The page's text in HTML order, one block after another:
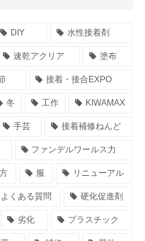
DIY 水性接着剤
速乾アクリア 塗布
接着・接合EXPO
冬 工作 KIWAMAX
手芸 接着補修ねんど
ファンデルワールス力
服 リニューアル
よくある質問 硬化促進剤
劣化 プラスチック